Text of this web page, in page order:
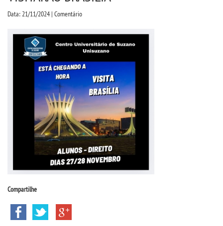
CPSA
COLAP
ATENDIMENTO PSICOPEDAGÃ³GICO
CURSOS
BACHARELADOS
LICENCIATURAS
Data: 21/11/2024 | Comentário
Compartilhe